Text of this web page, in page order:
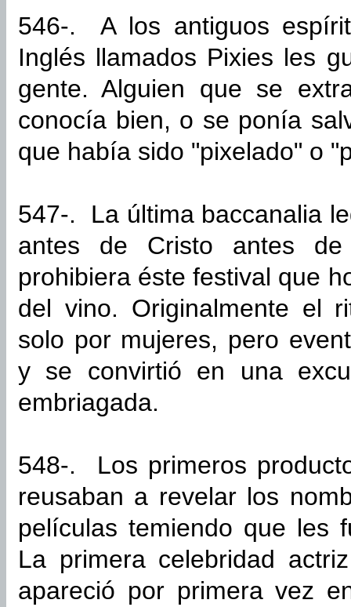
546-. A los antiguos
Inglés llamados Pixies les
gente. Alguien que se
conocía bien, o se ponía
que había sido "pixelado" o
547-. La última baccanalia
antes de Cristo antes
prohibiera éste festival que
del vino. Originalmente el
solo por mujeres, pero
y se convirtió en una
embriagada.
548-. Los primeros
reusaban a revelar los
películas temiendo que les
La primera celebridad
apareció por primera vez